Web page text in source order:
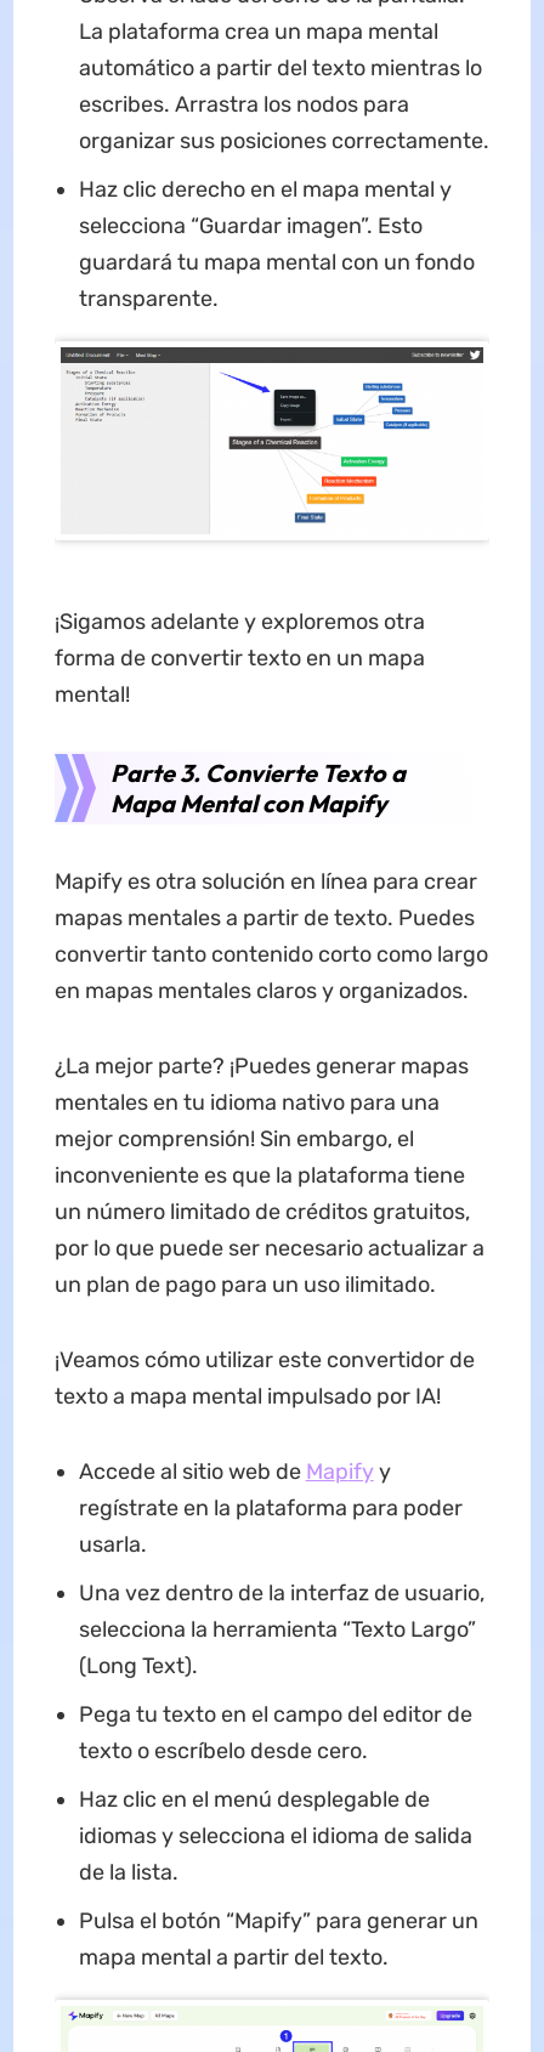
La plataforma crea un mapa mental
automático a partir del texto mientras lo
escribes. Arrastra los nodos para
organizar sus posiciones correctamente.
Haz clic derecho en el mapa mental y
selecciona “Guardar imagen”. Esto
guardará tu mapa mental con un fondo
transparente.
¡Sigamos adelante y exploremos otra
forma de convertir texto en un mapa
mental!
Parte 3. Convierte Texto a
Mapa Mental con Mapify
Mapify es otra solución en línea para crear
mapas mentales a partir de texto. Puedes
convertir tanto contenido corto como largo
en mapas mentales claros y organizados.
¿La mejor parte? ¡Puedes generar mapas
mentales en tu idioma nativo para una
mejor comprensión! Sin embargo, el
inconveniente es que la plataforma tiene
un número limitado de créditos gratuitos,
por lo que puede ser necesario actualizar a
un plan de pago para un uso ilimitado.
¡Veamos cómo utilizar este convertidor de
texto a mapa mental impulsado por IA!
Accede al sitio web de Mapifyy
regístrate en la plataforma para poder
usarla.
Una vez dentro de la interfaz de usuario,
selecciona la herramienta “Texto Largo”
(Long Text).
Pega tu texto en el campo del editor de
texto o escríbelo desde cero.
Haz clic en el menú desplegable de
idiomas y selecciona el idioma de salida
de la lista.
Pulsa el botón “Mapify” para generar un
mapa mental a partir del texto.